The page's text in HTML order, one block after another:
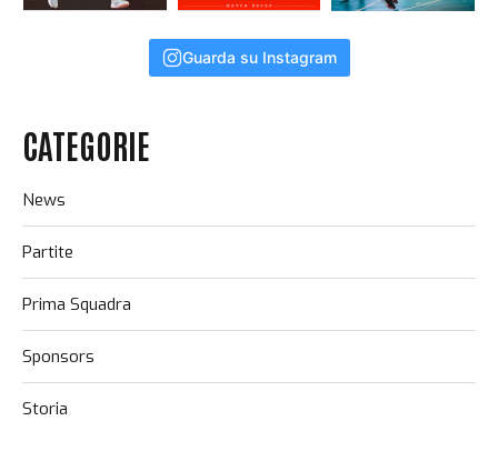
Guarda su Instagram
CATEGORIE
News
Partite
Prima Squadra
Sponsors
Storia